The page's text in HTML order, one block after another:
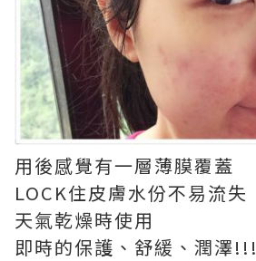
用後感覺有一層薄膜覆蓋
LOCK住皮膚水份不易流失
天氣乾燥時使用
即時的保護、舒緩、潤澤!!!